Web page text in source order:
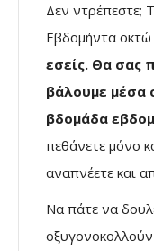
Δεν ντρέπεστε;
Εβδομήντα οκτώ
εσείς. Θα σας
βάλουμε μέσα
βδομάδα
πεθάνετε μόνο
αναπνέετε και
Να πάτε να